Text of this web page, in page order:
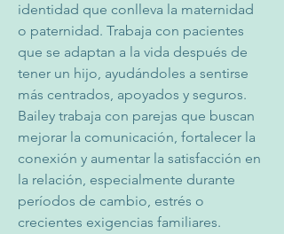
identidad que conlleva la maternidad
o paternidad. Trabaja con pacientes
que se adaptan a la vida después de
tener un hijo, ayudándoles a sentirse
más centrados, apoyados y seguros.
Bailey trabaja con parejas que buscan
mejorar la comunicación, fortalecer la
conexión y aumentar la satisfacción en
la relación, especialmente durante
períodos de cambio, estrés o
crecientes exigencias familiares.